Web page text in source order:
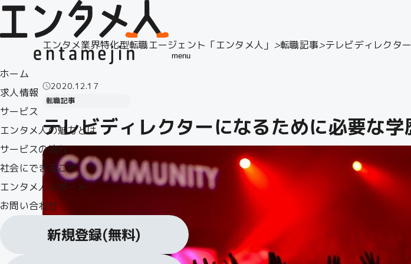
menu
ホーム
求人情報
サービス
エンタメ人の魅力とは
サービスの流れ
社会にできること
エンタメ人レポート
お問い合わせ
新規登録(無料)
エンタメ業界特化型転職エージェント「エンタメ人」 >転職記事>テレビディレクタ
2020.12.17
転職記事
テレビディレクターになるために必要な